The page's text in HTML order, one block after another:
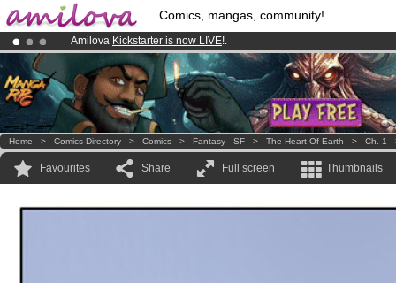
Comics, mangas, community!
Amilova Kickstarter is now LIVE!.
Premium membership from3.95 eurosper month !Get membership
Already 100000membersand 1000 comics & mangas!.
Home > Comics Directory > Comics > Fantasy - SF > The Heart Of Earth > Ch. 1
Favourites Share Full screen Thumbnails